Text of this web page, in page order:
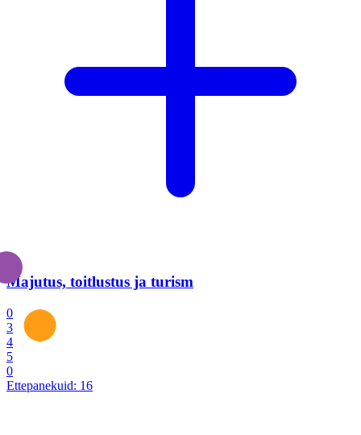
Majutus, toitlustus ja turism
0
3
4
5
0
Ettepanekuid: 16